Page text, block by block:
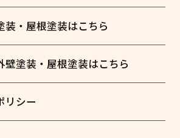
装・屋根塗装はこちら
壁塗装・屋根塗装はこちら
リシー